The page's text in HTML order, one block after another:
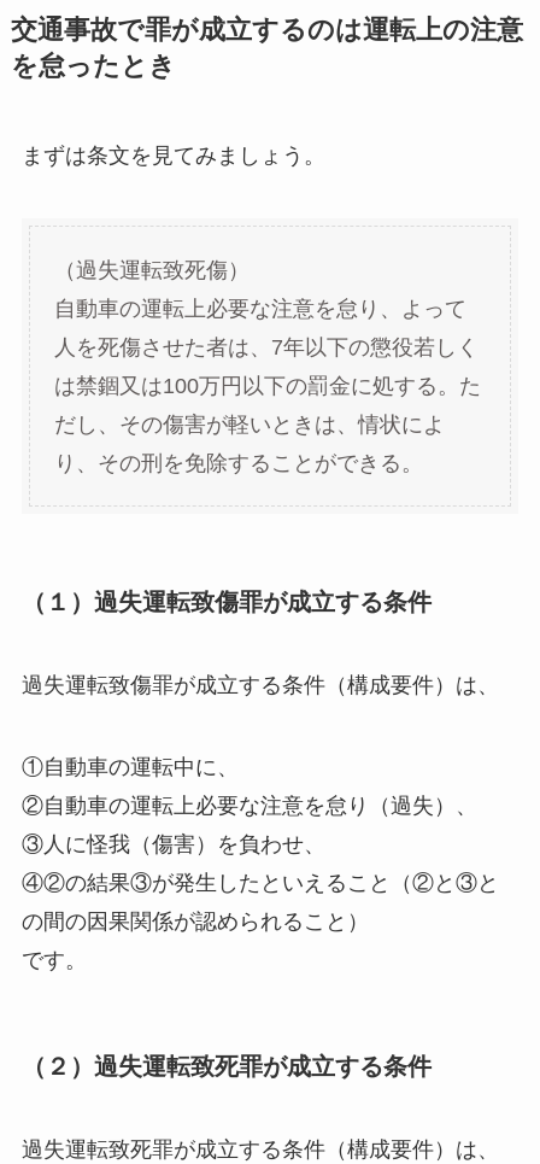
交通事故で罪が成立するのは運転上の注意
を怠ったとき
まずは条文を見てみましょう。
（過失運転致死傷）
自動車の運転上必要な注意を怠り、よって
人を死傷させた者は、7年以下の懲役若しく
は禁錮又は100万円以下の罰金に処する。た
だし、その傷害が軽いときは、情状によ
り、その刑を免除することができる。
（１）過失運転致傷罪が成立する条件
過失運転致傷罪が成立する条件（構成要件）は、
①自動車の運転中に、
②自動車の運転上必要な注意を怠り（過失）、
③人に怪我（傷害）を負わせ、
④②の結果③が発生したといえること（②と③と
の間の因果関係が認められること）
です。
（２）過失運転致死罪が成立する条件
過失運転致死罪が成立する条件（構成要件）は、